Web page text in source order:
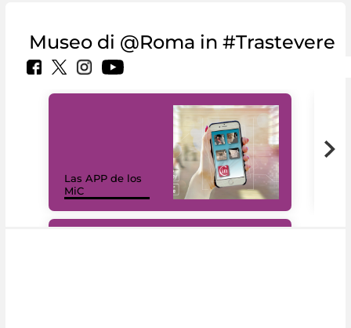
Museo di @Roma in #Trastevere
Las APP de los
MiC